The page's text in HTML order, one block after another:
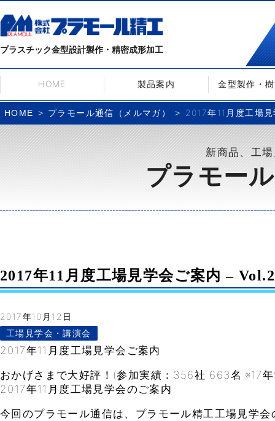
プラスチック金型設計製作・精密成形加工
HOME 製品案内 金型製作・
HOME プラモール通信（メルマガ） 2017年11月度工場
新商品、工
プラモー
2017年11月度工場見学会ご案内 –
2017年10月12日
工場見学会・講演会
2017年11月度工場見学会ご案内
おかげさまで大好評！(参加実績：356社 663名 ※17
2017年11月度工場見学会のご案内
今回のプラモール通信は、プラモール精工工場見学会